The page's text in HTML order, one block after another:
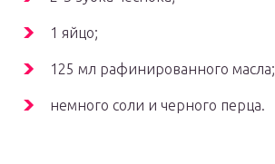
1 яйцо;
125 мл рафинированного масла;
немного соли и черного перца.